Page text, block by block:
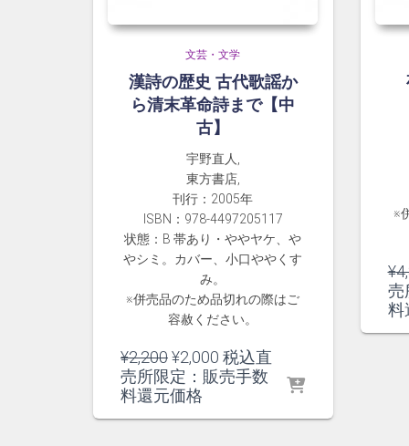
文芸・文学
漢詩の歴史 古代歌謡か
ら清末革命詩まで【中
古】
宇野直人,
東方書店,
刊行：2005年
ISBN：978-4497205117
状態：B 帯あり・ややヤケ、や
やシミ。カバー、小口ややくす
み。
※併売品のため品切れの際はご
容赦ください。
¥2,200元
の
価
¥2,000 現
在
税込直
売所限定：販売手数
料還元価格
※
¥
売
料